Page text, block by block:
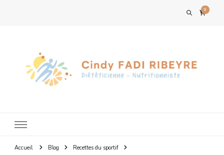
0
Accueil Blog
Recettes du sportif